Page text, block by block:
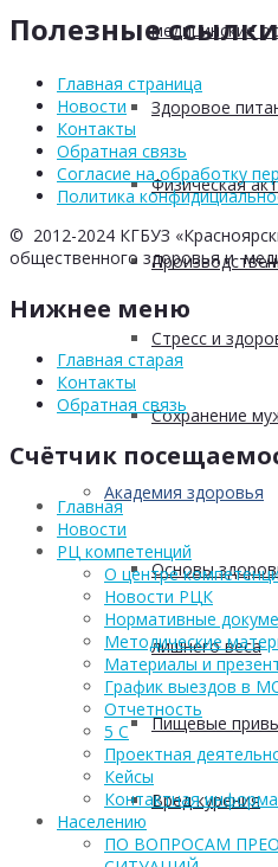
медицинские
Здоровое
Физическая
Стресс и
Сохранение
Академия здоровья
Основы
лишнего веса
Пищевые
Вред курения
Полезные ссылки
Главная страница
Новости
Контакты
Обратная связь
Согласие на обработку
Политика
© 2012-2024 КГБУЗ
общественного здоровья и
Нижнее меню
Главная старая
Контакты
Обратная связь
Счётчик
Главная
Новости
РЦ компетенций
О центре
Новости РЦК
Нормативные
Методические
Материалы и
График выездов в
Отчетность
5 С
Проектная
Кейсы
Контактная
Населению
ПО ВОПРОСАМ